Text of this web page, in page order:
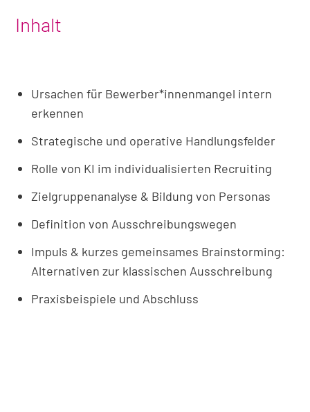
Inhalt
Ursachen für Bewerber*innenmangel intern
erkennen
Strategische und operative Handlungsfelder
Rolle von KI im individualisierten Recruiting
Zielgruppenanalyse & Bildung von Personas
Definition von Ausschreibungswegen
Impuls & kurzes gemeinsames Brainstorming:
Alternativen zur klassischen Ausschreibung
Praxisbeispiele und Abschluss